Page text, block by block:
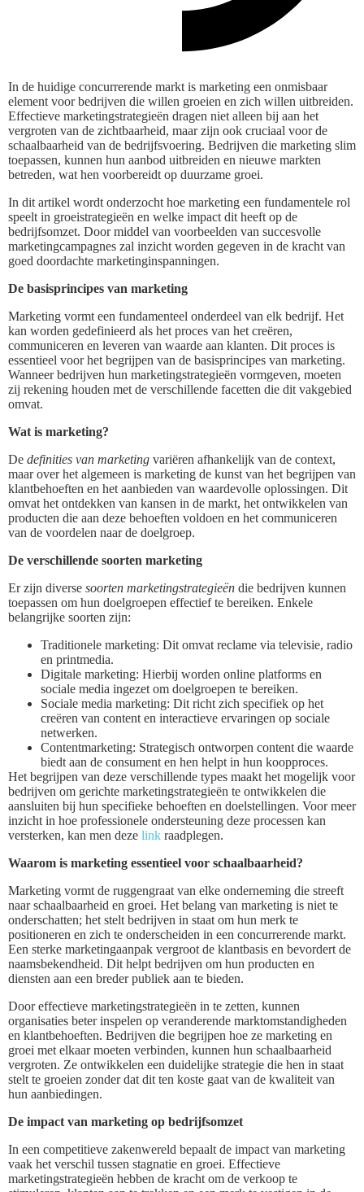
In de huidige concurrerende markt is marketing een onmisbaar
element voor bedrijven die willen groeien en zich willen uitbreiden.
Effectieve marketingstrategieën dragen niet alleen bij aan het
vergroten van de zichtbaarheid, maar zijn ook cruciaal voor de
schaalbaarheid van de bedrijfsvoering. Bedrijven die marketing slim
toepassen, kunnen hun aanbod uitbreiden en nieuwe markten
betreden, wat hen voorbereidt op duurzame groei.
In dit artikel wordt onderzocht hoe marketing een fundamentele rol
speelt in groeistrategieën en welke impact dit heeft op de
bedrijfsomzet. Door middel van voorbeelden van succesvolle
marketingcampagnes zal inzicht worden gegeven in de kracht van
goed doordachte marketinginspanningen.
De basisprincipes van marketing
Marketing vormt een fundamenteel onderdeel van elk bedrijf. Het
kan worden gedefinieerd als het proces van het creëren,
communiceren en leveren van waarde aan klanten. Dit proces is
essentieel voor het begrijpen van de basisprincipes van marketing.
Wanneer bedrijven hun marketingstrategieën vormgeven, moeten
zij rekening houden met de verschillende facetten die dit vakgebied
omvat.
Wat is marketing?
De definities van marketing variëren afhankelijk van de context,
maar over het algemeen is marketing de kunst van het begrijpen van
klantbehoeften en het aanbieden van waardevolle oplossingen. Dit
omvat het ontdekken van kansen in de markt, het ontwikkelen van
producten die aan deze behoeften voldoen en het communiceren
van de voordelen naar de doelgroep.
De verschillende soorten marketing
Er zijn diverse soorten marketingstrategieën die bedrijven kunnen
toepassen om hun doelgroepen effectief te bereiken. Enkele
belangrijke soorten zijn:
Traditionele marketing: Dit omvat reclame via televisie, radio
en printmedia.
Digitale marketing: Hierbij worden online platforms en
sociale media ingezet om doelgroepen te bereiken.
Sociale media marketing: Dit richt zich specifiek op het
creëren van content en interactieve ervaringen op sociale
netwerken.
Contentmarketing: Strategisch ontworpen content die waarde
biedt aan de consument en hen helpt in hun koopproces.
Het begrijpen van deze verschillende types maakt het mogelijk voor
bedrijven om gerichte marketingstrategieën te ontwikkelen die
aansluiten bij hun specifieke behoeften en doelstellingen. Voor meer
inzicht in hoe professionele ondersteuning deze processen kan
versterken, kan men deze link raadplegen.
Waarom is marketing essentieel voor schaalbaarheid?
Marketing vormt de ruggengraat van elke onderneming die streeft
naar schaalbaarheid en groei. Het belang van marketing is niet te
onderschatten; het stelt bedrijven in staat om hun merk te
positioneren en zich te onderscheiden in een concurrerende markt.
Een sterke marketingaanpak vergroot de klantbasis en bevordert de
naamsbekendheid. Dit helpt bedrijven om hun producten en
diensten aan een breder publiek aan te bieden.
Door effectieve marketingstrategieën in te zetten, kunnen
organisaties beter inspelen op veranderende marktomstandigheden
en klantbehoeften. Bedrijven die begrijpen hoe ze marketing en
groei met elkaar moeten verbinden, kunnen hun schaalbaarheid
vergroten. Ze ontwikkelen een duidelijke strategie die hen in staat
stelt te groeien zonder dat dit ten koste gaat van de kwaliteit van
hun aanbiedingen.
De impact van marketing op bedrijfsomzet
In een competitieve zakenwereld bepaalt de impact van marketing
vaak het verschil tussen stagnatie en groei. Effectieve
marketingstrategieën hebben de kracht om de verkoop te